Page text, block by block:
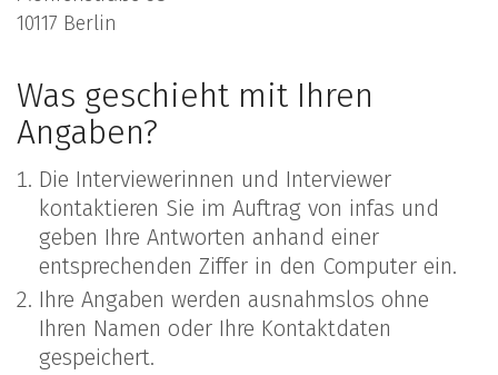
10117 Berlin
Was geschieht mit Ihren
Angaben?
Die Interviewerinnen und Interviewer
kontaktieren Sie im Auftrag von infas und
geben Ihre Antworten anhand einer
entsprechenden Ziffer in den Computer ein.
Ihre Angaben werden ausnahmslos ohne
Ihren Namen oder Ihre Kontaktdaten
gespeichert.